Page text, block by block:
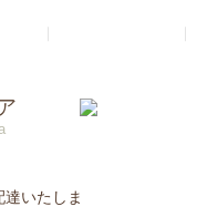
達いたしま